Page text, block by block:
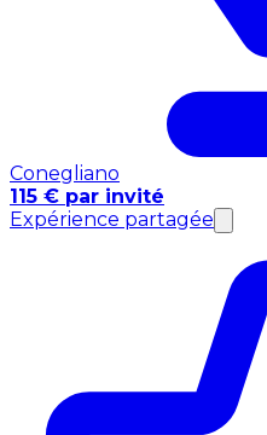
Conegliano
115 € par invité
Expérience partagée